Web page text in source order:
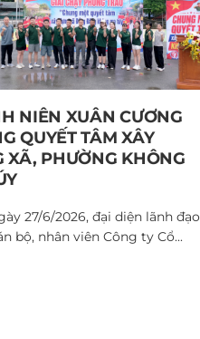
NIÊN XUÂN CƯƠNG
QUYẾT TÂM XÂY
XÃ, PHƯỜNG KHÔNG
27/6/2026, đại diện lãnh đạo
bộ, nhân viên Công ty Cổ...